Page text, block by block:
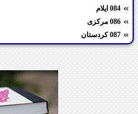
084 ایلام
086 مرکزی
087 کردستان